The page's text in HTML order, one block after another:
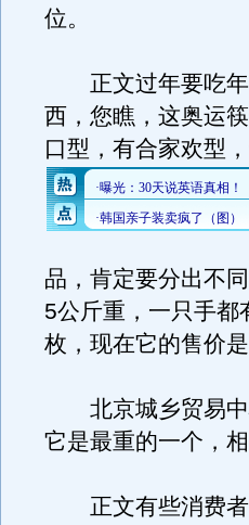
位。
正文过年要吃年
西，您瞧，这奥运
口型，有合家欢型
品，肯定要分出不
5公斤重，一只手都
枚，现在它的售价是
北京城乡贸易中
它是最重的一个，
正文有些消费者